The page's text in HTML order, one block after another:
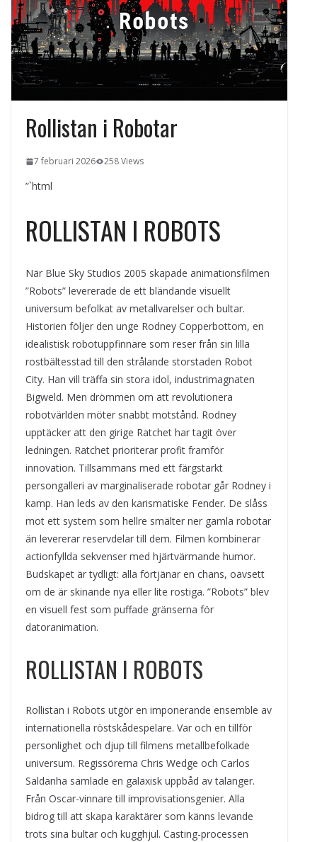
kvällens underhållning på nya sätt
ForMotion – ortopedteknik och
bandagist i Sverige
Det fysiologiska teknikskiftet: Den
medicinska utvecklingen öppnar nya
dörrar
Rollistan i Robotar
7 februari 2026 258 Views
”`html
ROLLISTAN I ROBOTS
När Blue Sky Studios 2005 skapade animationsfilmen
”Robots” levererade de ett bländande visuellt
universum befolkat av metallvarelser och bultar.
Historien följer den unge Rodney Copperbottom, en
idealistisk robotuppfinnare som reser från sin lilla
rostbältesstad till den strålande storstaden Robot
City. Han vill träffa sin stora idol, industrimagnaten
Bigweld. Men drömmen om att revolutionera
robotvärlden möter snabbt motstånd. Rodney
upptäcker att den girige Ratchet har tagit över
ledningen. Ratchet prioriterar profit framför
innovation. Tillsammans med ett färgstarkt
persongalleri av marginaliserade robotar går Rodney i
kamp. Han leds av den karismatiske Fender. De slåss
mot ett system som hellre smälter ner gamla robotar
än levererar reservdelar till dem. Filmen kombinerar
actionfyllda sekvenser med hjärtvärmande humor.
Budskapet är tydligt: alla förtjänar en chans, oavsett
om de är skinande nya eller lite rostiga. ”Robots” blev
en visuell fest som puffade gränserna för
datoranimation.
ROLLISTAN I ROBOTS
Rollistan i Robots utgör en imponerande ensemble av
internationella röstskådespelare. Var och en tillför
personlighet och djup till filmens metallbefolkade
universum. Regissörerna Chris Wedge och Carlos
Saldanha samlade en galaxisk uppbåd av talanger.
Från Oscar-vinnare till improvisationsgenier. Alla
bidrog till att skapa karaktärer som känns levande
trots sina bultar och kugghjul. Casting-processen